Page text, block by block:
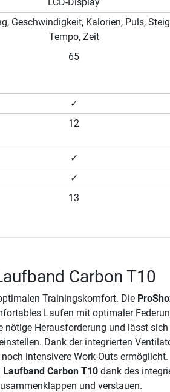
Geschwindigkeit, Kalorien, Puls,
Tempo, Zeit
65
✓
12
✓
✓
13
Carbon T10
Trainingskomfort. Die
Laufen mit optimaler
nötige Herausforderung und lässt
Dank der integrierten
intensivere Work-Outs ermöglicht.
Laufband Carbon T10dank des
und verstauen.